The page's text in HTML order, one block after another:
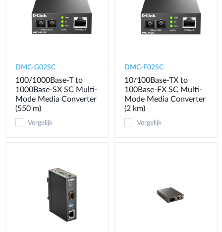
DMC-G02SC
100/1000Base-T to
1000Base-SX SC Multi-
Mode Media Converter
(550 m)
Vergelijk
DMC-F02SC
10/100Base-TX to
100Base-FX SC Multi-
Mode Media Converter
(2 km)
Vergelijk